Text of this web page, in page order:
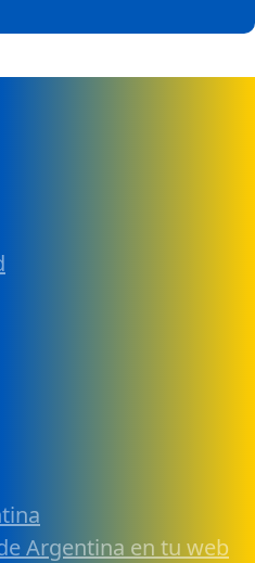
Argentina en tu web